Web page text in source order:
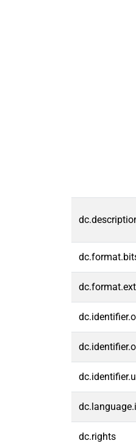
dc.rights